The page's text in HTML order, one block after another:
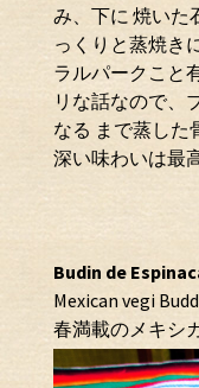
み、下に 焼いた
っくりと蒸焼き
ラルパークこと
リな話なので、
なる まで蒸した
深い味わいは最
Budin de
Mexican vegi
春満載のメキシ